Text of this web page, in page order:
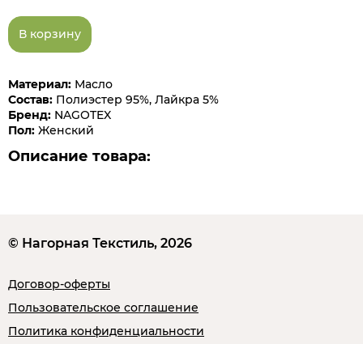
В корзину
Материал: Масло
Состав: Полиэстер 95%, Лайкра 5%
Бренд: NAGOTEX
Пол: Женский
Описание товара:
© Нагорная Текстиль, 2026
Договор-оферты
Пользовательское соглашение
Политика конфиденциальности